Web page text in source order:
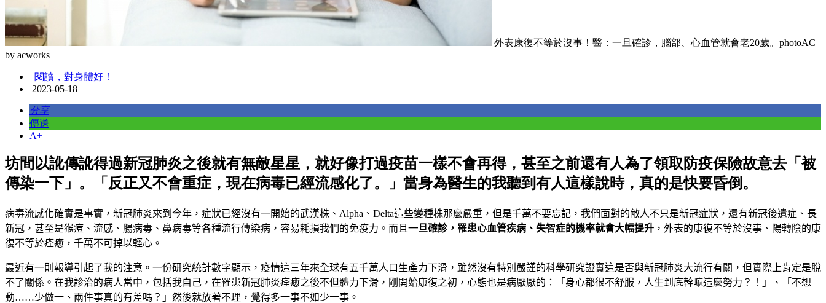
外表康復不等於沒事！醫：一旦確診，腦部、心血管就會老20歲。photoAC
by acworks
閱讀，對身體好！
2023-05-18
分享
傳送
A+
坊間以訛傳訛得過新冠肺炎之後就有無敵星星，就好像打過疫苗一樣不會再得，甚至之前還有人為了領取防疫保險故意去「被
傳染一下」。「反正又不會重症，現在病毒已經流感化了。」當身為醫生的我聽到有人這樣說時，真的是快要昏倒。
病毒流感化確實是事實，新冠肺炎來到今年，症狀已經沒有一開始的武漢株、 Alpha 、 Delta這些變種株那麼嚴重，但是千萬不要忘記，我們面對的敵人不只是新冠症狀，還有新冠後遺症、長
新冠，甚至是猴痘、流感、腸病毒、鼻病毒等各種流行傳染病，容易耗損我們的免疫力。而且 一旦確診，罹患心血管疾病、失智症的機率就會大幅提升 ，外表的康復不等於沒事、陽轉陰的康
復不等於痊癒，千萬不可掉以輕心。
最近有一則報導引起了我的注意。一份研究統計數字顯示，疫情這三年來全球有五千萬人口生產力下滑，雖然沒有特別嚴謹的科學研究證實這是否與新冠肺炎大流行有關，但實際上肯定是脫
不了關係。在我診治的病人當中，包括我自己，在罹患新冠肺炎痊癒之後不但體力下滑，剛開始康復之初，心態也是病厭厭的：「身心都很不舒服，人生到底幹嘛這麼努力？！」、「不想
動……少做一、兩件事真的有差嗎？」然後就放著不理，覺得多一事不如少一事。